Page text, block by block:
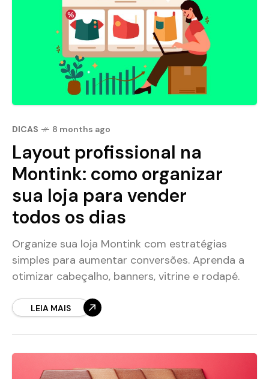
DICAS 8 months ago
Layout profissional na
Montink: como organizar
sua loja para vender
todos os dias
Organize sua loja Montink com estratégias
simples para aumentar conversões. Aprenda a
otimizar cabeçalho, banners, vitrine e rodapé.
LEIA MAIS